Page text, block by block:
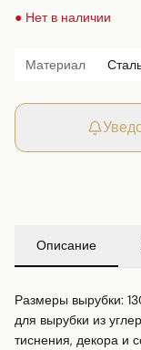
● Нет в наличии
Материал
Описание
Размеры вырубки:
для вырубки из
тиснения, декора и